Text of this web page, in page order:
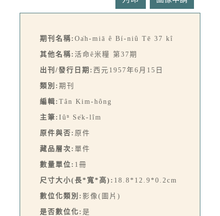
期刊名稱: Oa̍h-miā ê Bí-niû Tē 37 kî
其他名稱: 活命ê米糧 第37期
出刊/發行日期: 西元1957年6月15日
類別: 期刊
編輯: Tân Kim-hông
主筆: Iûⁿ Se̍k-lîm
原件與否: 原件
藏品層次: 單件
數量單位: 1冊
尺寸大小(長*寬*高): 18.8*12.9*0.2cm
數位化類別: 影像(圖片)
是否數位化: 是